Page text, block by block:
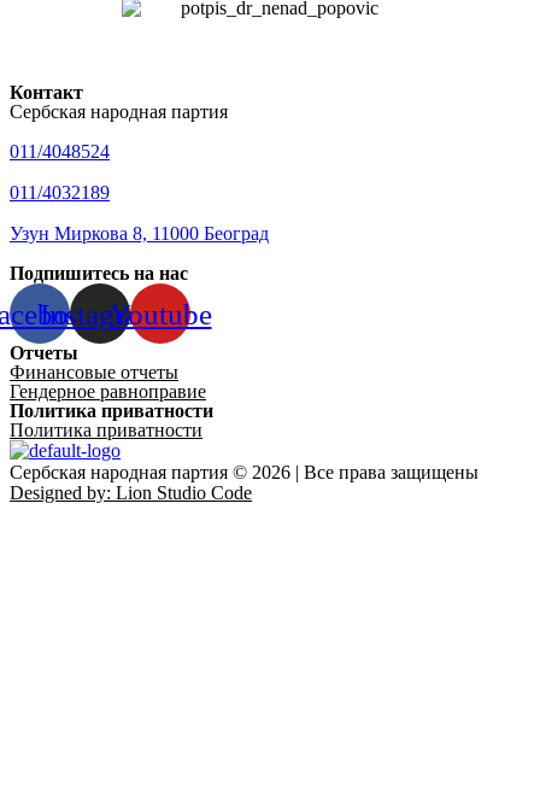
Контакт
Сербская народная партия
011/4048524
011/4032189
Узун Миркова 8, 11000 Београд
Подпишитесь на нас
InstagramYoutube
Отчеты
Финансовые отчеты
Гендерное равноправие
Политика приватности
Политика приватности
Сербская народная партия © 2026 | Все права защищены
Designed by: Lion Studio Code